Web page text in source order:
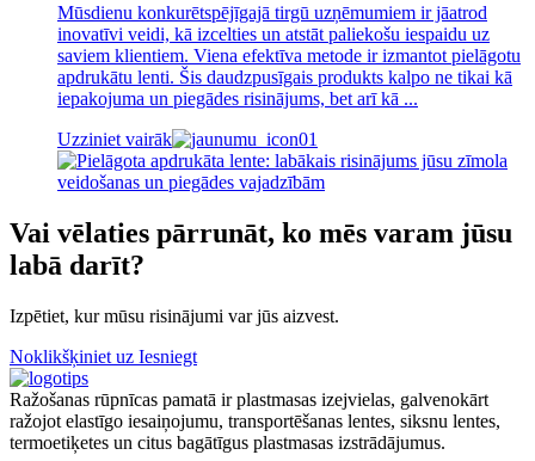
Mūsdienu konkurētspējīgajā tirgū uzņēmumiem ir jāatrod
inovatīvi veidi, kā izcelties un atstāt paliekošu iespaidu uz
saviem klientiem. Viena efektīva metode ir izmantot pielāgotu
apdrukātu lenti. Šis daudzpusīgais produkts kalpo ne tikai kā
iepakojuma un piegādes risinājums, bet arī kā ...
Uzziniet vairāk
Vai vēlaties pārrunāt, ko mēs varam jūsu
labā darīt?
Izpētiet, kur mūsu risinājumi var jūs aizvest.
Noklikšķiniet uz Iesniegt
Ražošanas rūpnīcas pamatā ir plastmasas izejvielas, galvenokārt
ražojot elastīgo iesaiņojumu, transportēšanas lentes, siksnu lentes,
termoetiķetes un citus bagātīgus plastmasas izstrādājumus.